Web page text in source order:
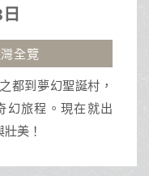
沖繩擁有蔚藍透
活動與獨特南國